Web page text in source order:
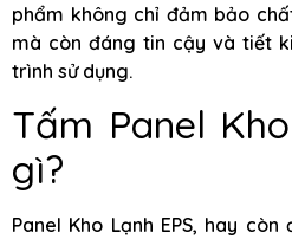
phẩm không chỉ đảm bảo
mà còn đáng tin cậy và tiết
trình sử dụng.
Tấm Panel
gì?
Panel Kho Lạnh EPS, hay